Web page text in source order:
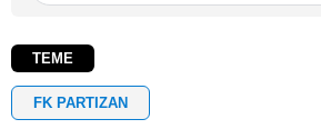
TEME
FK PARTIZAN